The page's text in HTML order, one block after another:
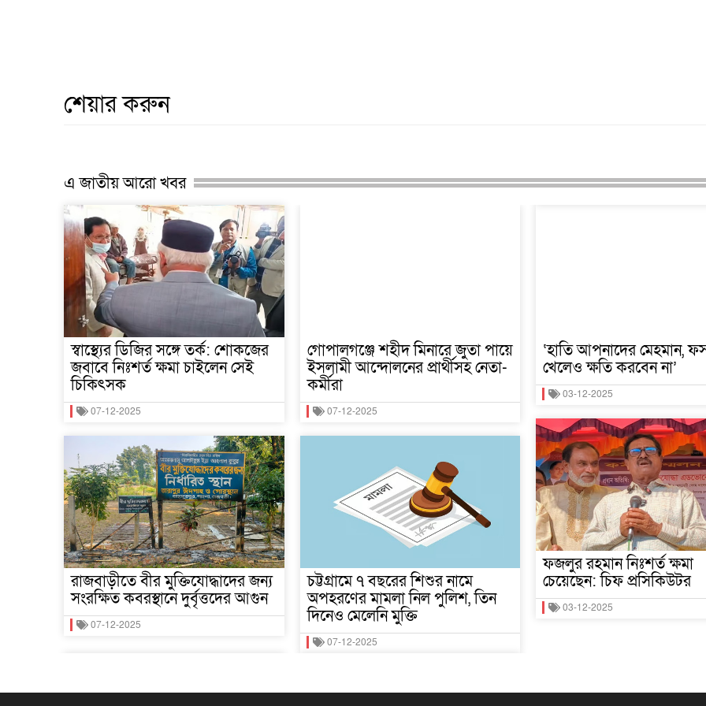
শেয়ার করুন
এ জাতীয় আরো খবর
স্বাস্থ্যের ডিজির সঙ্গে তর্ক: শোকজের
জবাবে নিঃশর্ত ক্ষমা চাইলেন সেই
চিকিৎসক
07-12-2025
রাজবাড়ীতে বীর মুক্তিযোদ্ধাদের জন্য
সংরক্ষিত কবরস্থানে দুর্বৃত্তদের আগুন
07-12-2025
গোপালগঞ্জে শহীদ মিনারে জুতা পায়ে
ইসলামী আন্দোলনের প্রার্থীসহ নেতা-
কর্মীরা
07-12-2025
চট্টগ্রামে ৭ বছরের শিশুর নামে
অপহরণের মামলা নিল পুলিশ, তিন
দিনেও মেলেনি মুক্তি
07-12-2025
‘হাতি আপনাদের মেহমান,
খেলেও ক্ষতি করবেন না’
03-12-2025
ফজলুর রহমান নিঃশর্ত ক্ষমা
চেয়েছেন: চিফ প্রসিকিউটর
03-12-2025